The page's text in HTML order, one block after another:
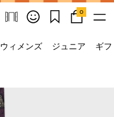
0
ウィメンズ ジュニア ギ